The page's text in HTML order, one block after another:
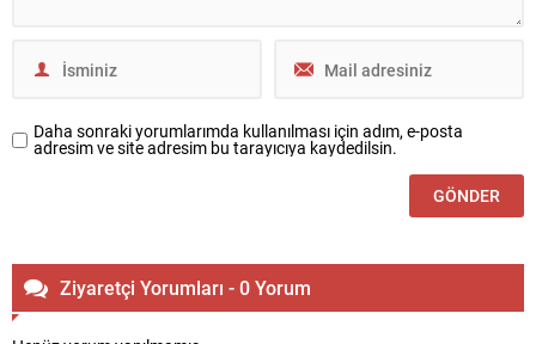
Daha sonraki yorumlarımda kullanılması için adım, e-posta
adresim ve site adresim bu tarayıcıya kaydedilsin.
Ziyaretçi Yorumları - 0 Yorum